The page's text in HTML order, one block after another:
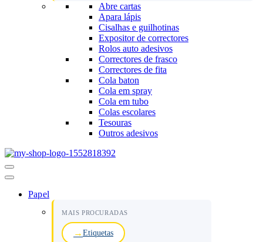
Abre cartas
Apara lápis
Cisalhas e guilhotinas
Expositor de correctores
Rolos auto adesivos
Correctores de frasco
Correctores de fita
Cola baton
Cola em spray
Cola em tubo
Colas escolares
Tesouras
Outros adesivos
Menu
de
Papel
MAIS PROCURADAS
Etiquetas